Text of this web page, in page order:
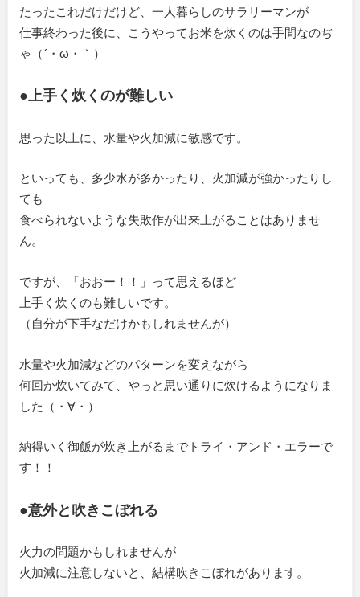
たったこれだけだけど、一人暮らしのサラリーマンが
仕事終わった後に、こうやってお米を炊くのは手間なのぢ
ゃ（´・ω・｀）
●上手く炊くのが難しい
思った以上に、水量や火加減に敏感です。
といっても、多少水が多かったり、火加減が強かったりし
ても
食べられないような失敗作が出来上がることはありませ
ん。
ですが、「おおー！！」って思えるほど
上手く炊くのも難しいです。
（自分が下手なだけかもしれませんが）
水量や火加減などのパターンを変えながら
何回か炊いてみて、やっと思い通りに炊けるようになりま
した（・∀・）
納得いく御飯が炊き上がるまでトライ・アンド・エラーで
す！！
●意外と吹きこぼれる
火力の問題かもしれませんが
火加減に注意しないと、結構吹きこぼれがあります。